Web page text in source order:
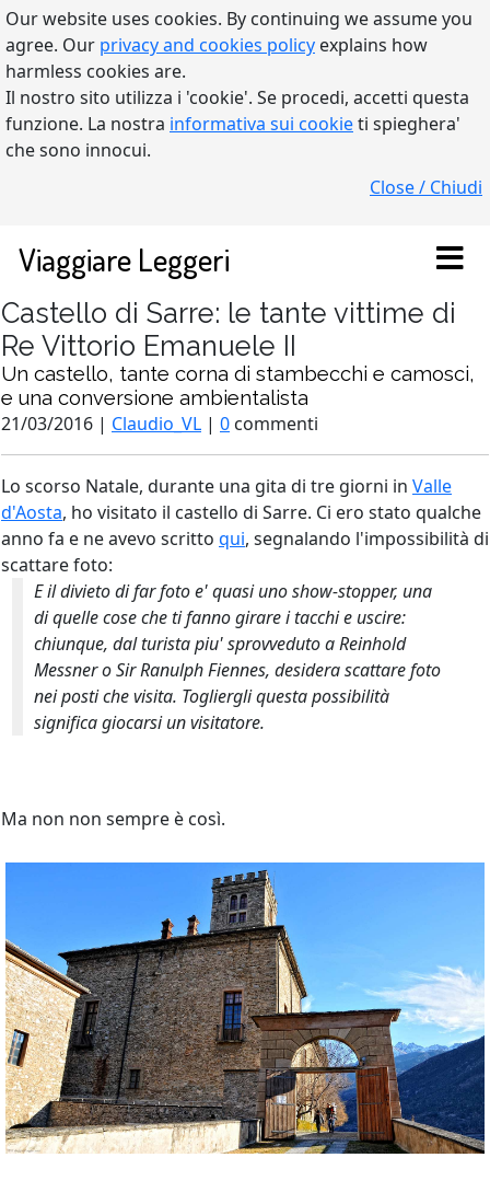
Our website uses cookies. By continuing we assume you
agree. Our privacy and cookies policy explains how
harmless cookies are.
Il nostro sito utilizza i 'cookie'. Se procedi, accetti questa
funzione. La nostra informativa sui cookieti spieghera'
che sono innocui.
Close / Chiudi
Viaggiare Leggeri
Castello di Sarre: le tante vittime di
Re Vittorio Emanuele II
Un castello, tante corna di stambecchi e camosci,
e una conversione ambientalista
21/03/2016 | Claudio_VL | 0 commenti
Lo scorso Natale, durante una gita di tre giorni in Valle
d'Aosta, ho visitato il castello di Sarre. Ci ero stato qualche
anno fa e ne avevo scritto qui, segnalando l'impossibilità di
scattare foto:
E il divieto di far foto e' quasi uno show-stopper, una
di quelle cose che ti fanno girare i tacchi e uscire:
chiunque, dal turista piu' sprovveduto a Reinhold
Messner o Sir Ranulph Fiennes, desidera scattare foto
nei posti che visita. Togliergli questa possibilità
significa giocarsi un visitatore.
Ma non non sempre è così.